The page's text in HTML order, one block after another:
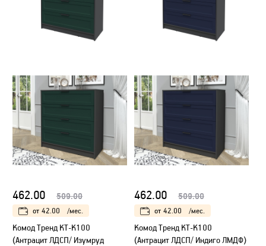
462.00 509.00
от 42.00 /мес.
Kомод Тренд КТ-К100
(Антрацит ЛДСП/ Изумруд
462.00 509.00
от 42.00 /мес.
Kомод Тренд КТ-К100
(Антрацит ЛДСП/ Индиго ЛМДФ)